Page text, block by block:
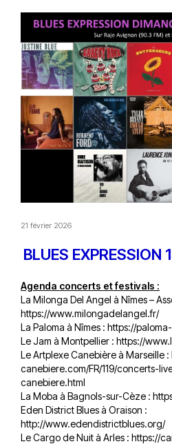
21 février 2026
BLUES EXPRESSION
Agenda concerts et festivals :
La Milonga Del Angel à Nîmes –
https://www.milongadelangel.fr/
La Paloma à Nîmes : https://
Le Jam à Montpellier : https://
Le Artplexe Canebière à Marseille :
canebiere.com/FR/119/concerts-
canebiere.html
La Moba à Bagnols-sur-Cèze :
Eden District Blues à Oraison :
http://www.edendistrictblues.org/
Le Cargo de Nuit à Arles : https://